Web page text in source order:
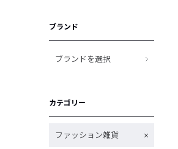
ブランド
ブランドを選択
カテゴリー
ファッション雑貨